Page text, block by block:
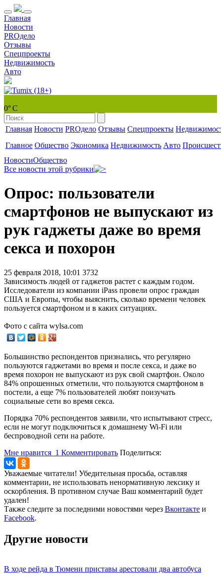
Главная
Новости
PROдело
Отзывы
Спецпроекты
Недвижимость
Авто
0° С
Главная Новости PROдело Отзывы Спецпроекты
Главное Общество Экономика Недвижимость Авто
НовостиОбщество
Все новости этой рубрики
Опрос: пользователи
смартфонов не выпускают из
рук гаджеты даже во время
секса и похорон
25 февраля 2018, 10:01 3732
Зависимость людей от гаджетов растет с каждым годом.
Исследователи из компании iPass провели опрос граждан
США и Европы, чтобы выяснить, сколько времени человек
пользуется смартфоном и в каких ситуациях.
Фото с сайта wylsa.com
Большинство респондентов признались, что регулярно
пользуются гаджетами во время и после секса, и даже во
время похорон не выпускают из рук свой смартфон. Около
84% опрошенных отметили, что пользуются смартфоном в
постели, а еще 7% пользователей любят поизучать
социальные сети во время секса.
Порядка 70% респондентов заявили, что испытывают стресс,
если не могут подключиться к домашнему Wi-Fi или
беспроводной сети на работе.
Мне нравится 1 Комментировать Поделиться:
Уважаемые читатели! Убедительная просьба, оставляя
комментарии, не использовать ненормативную лексику и
оскорбления. В противном случае Ваш комментарий будет
удален!
Также следите за последними новостями через Вконтакте и
Facebook.
Другие новости
В ходе рейда в Тюмени приставы арестовали два автобуса